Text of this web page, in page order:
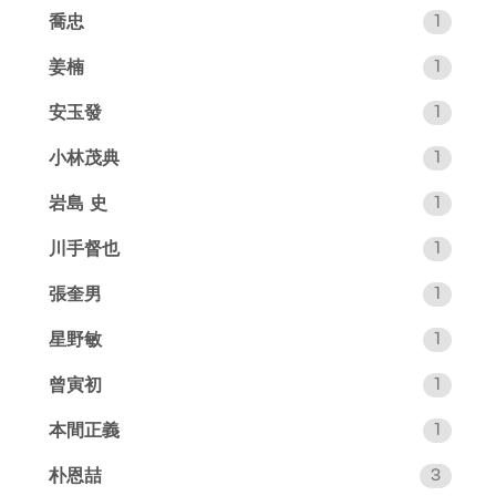
喬忠 1
姜楠 1
安玉發 1
小林茂典 1
岩島 史 1
川手督也 1
張奎男 1
星野敏 1
曾寅初 1
本間正義 1
朴恩喆 3